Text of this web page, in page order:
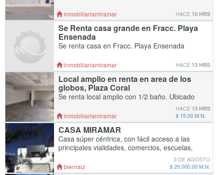
sala, cocina con estufa, comedor,cuarto de
lavar, cochera para 2 autos, terraza. Cerca de
inmobiliariamiramar HACE 10 HRS
Se Renta casa grande en Fracc. Playa
Ensenada
Se renta casa en Fracc. Playa Ensenada
habitaciones, 5 baños, sala, comedor, cocina,
cuarto de lavar, cochera para 2 autos,
enrejada
inmobiliariamiramar HACE 13 HRS
Local amplio en renta en area de los
globos, Plaza Coral
Se renta local amplio con 1/2 baño. Ubicado
en zona de los globos "Plaza Coral", área con
mucho movimiento. Superficie: 144m2
(18x8m) Para mas información al
whatsapp/tele
inmobiliariamiramar
HACE 13 HRS
$ 15.00 M.N.
CASA MIRAMAR
Casa súper céntrica, con fácil acceso a las
principales vialidades, comercios, escuelas,
transporte y todos los servicios necesarios
para la vida diaria. Ubicación: Miramar
bienraiz
3 DE AGOSTO
$ 20,000.00 M.N.